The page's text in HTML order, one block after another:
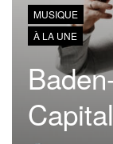
MUSIQUE
À LA UNE